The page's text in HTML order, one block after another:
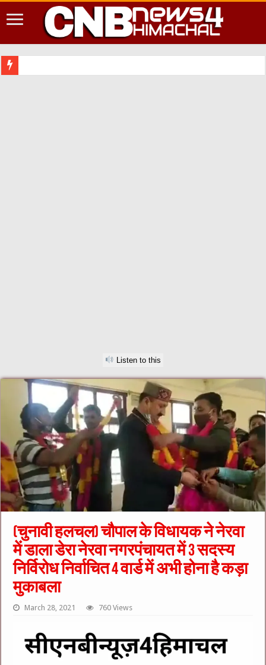
Listen to this
(चुनावी हलचल) चौपाल के विधायक ने नेरवा
में डाला डेरा नेरवा नगरपंचायत में 3 सदस्य
निर्विरोध निर्वाचित 4 वार्ड में अभी होना है कड़ा
मुकाबला
March 28, 2021 760 Views